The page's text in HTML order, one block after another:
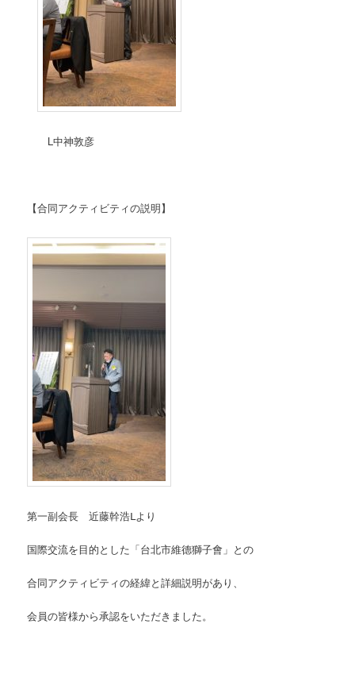
L中神敦彦
【合同アクティビティの説明】
第一副会長 近藤幹浩Ⅼより
国際交流を目的とした「台北市維德獅子會」との
合同アクティビティの経緯と詳細説明があり、
会員の皆様から承認をいただきました。